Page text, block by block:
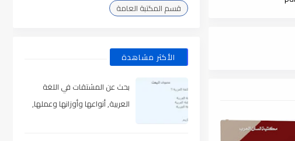
قسم المكتبة العامة
الأكثر مشاهدة
بحث عن المشتقات في اللغة
العربية, أنواعها وأوزانها وعملها,